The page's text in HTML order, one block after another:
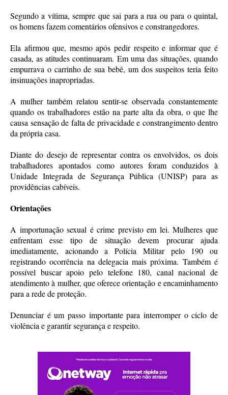
Segundo a vítima, sempre que sai para a rua ou para o quintal,
os homens fazem comentários ofensivos e constrangedores.
Ela afirmou que, mesmo após pedir respeito e informar que é
casada, as atitudes continuaram. Em uma das situações, quando
empurrava o carrinho de sua bebê, um dos suspeitos teria feito
insinuações inapropriadas.
A mulher também relatou sentir-se observada constantemente
quando os trabalhadores estão na parte alta da obra, o que lhe
causa sensação de falta de privacidade e constrangimento dentro
da própria casa.
Diante do desejo de representar contra os envolvidos, os dois
trabalhadores apontados como autores foram conduzidos à
Unidade Integrada de Segurança Pública (UNISP) para as
providências cabíveis.
Orientações
A importunação sexual é crime previsto em lei. Mulheres que
enfrentam esse tipo de situação devem procurar ajuda
imediatamente, acionando a Polícia Militar pelo 190 ou
registrando ocorrência na delegacia mais próxima. Também é
possível buscar apoio pelo telefone 180, canal nacional de
atendimento à mulher, que oferece orientação e encaminhamento
para a rede de proteção.
Denunciar é um passo importante para interromper o ciclo de
violência e garantir segurança e respeito.